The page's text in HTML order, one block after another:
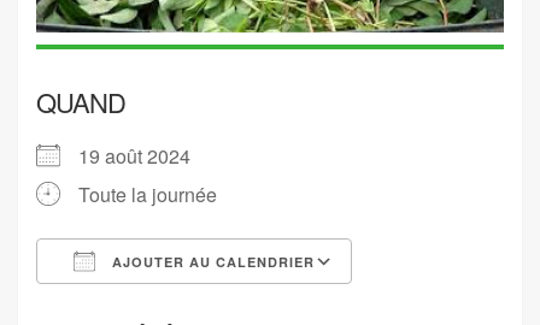
QUAND
19 août 2024
Toute la journée
AJOUTER AU CALENDRIER